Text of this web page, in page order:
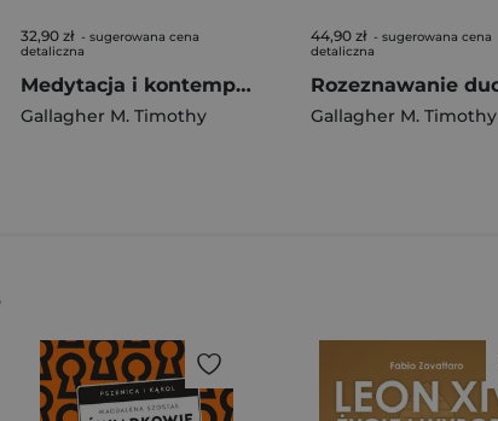
32,90 zł - sugerowana cena
detaliczna
Medytacja i kontemplacja
Gallagher M. Timothy
44,90 zł - sugerowana cena
detaliczna
Gallagher M. Timothy